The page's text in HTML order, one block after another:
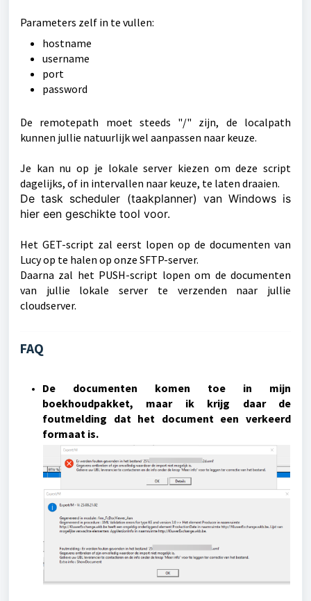
Parameters zelf in te vullen:
hostname
username
port
password
De remotepath moet steeds "/" zijn, de localpath
kunnen jullie natuurlijk wel aanpassen naar keuze.
Je kan nu op je lokale server kiezen om deze script
dagelijks, of in intervallen naar keuze, te laten draaien.
De task scheduler (taakplanner) van Windows is
hier een geschikte tool voor.
Het GET-script zal eerst lopen op de documenten van
Lucy op te halen op onze SFTP-server.
Daarna zal het PUSH-script lopen om de documenten
van jullie lokale server te verzenden naar jullie
cloudserver.
FAQ
De documenten komen toe in mijn
boekhoudpakket, maar ik krijg daar de
foutmelding dat het document een verkeerd
formaat is.